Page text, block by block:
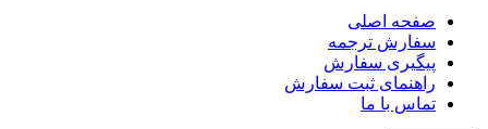
صفحه اصلی
سفارش ترجمه
پیگیری سفارش
راهنمای ثبت سفارش
تماس با ما